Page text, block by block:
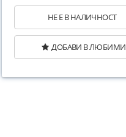
НЕ Е В НАЛИЧНОСТ
ДОБАВИ В ЛЮБИМИ